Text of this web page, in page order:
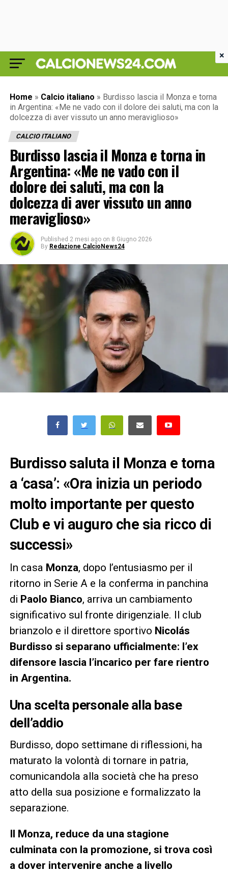
Home » Calcio italiano » Burdisso lascia il Monza e torna
in Argentina: «Me ne vado con il dolore dei saluti, ma con la
dolcezza di aver vissuto un anno meraviglioso»
CALCIO ITALIANO
Burdisso lascia il Monza e torna in
Argentina: «Me ne vado con il
dolore dei saluti, ma con la
dolcezza di aver vissuto un anno
meraviglioso»
Published 2 mesi ago on 8 Giugno 2026
By Redazione CalcioNews24
Burdisso saluta il Monza e torna
a ‘casa’: «Ora inizia un periodo
molto importante per questo
Club e vi auguro che sia ricco di
successi»
In casa Monza, dopo l’entusiasmo per il
ritorno in Serie A e la conferma in panchina
di Paolo Bianco, arriva un cambiamento
significativo sul fronte dirigenziale. Il club
brianzolo e il direttore sportivo Nicolás
Burdisso si separano ufficialmente: l’ex
difensore lascia l’incarico per fare rientro
in Argentina.
Una scelta personale alla base
dell’addio
Burdisso, dopo settimane di riflessioni, ha
maturato la volontà di tornare in patria,
comunicandola alla società che ha preso
atto della sua posizione e formalizzato la
separazione.
Il Monza, reduce da una stagione
culminata con la promozione, si trova così
a dover intervenire anche a livello
×